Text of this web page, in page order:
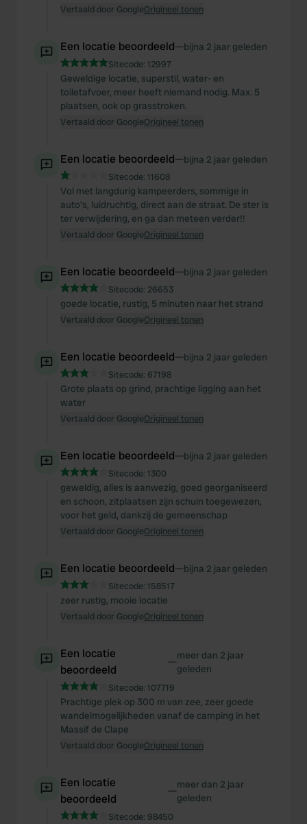
Vertaald door GoogleOrigineel tonen
Een locatie beoordeeld—bijna 2 jaar geleden
Sitecode: 12997
Geweldige locatie, superstil, water- en
toiletafvoer, meer heeft niemand nodig. Max. 5
plaatsen, ook op grasstroken.
Vertaald door GoogleOrigineel tonen
Een locatie beoordeeld—bijna 2 jaar geleden
Sitecode: 11608
Vol met langdurig kampeerders, sommige in
auto's, luidruchtig, direct aan de straat. De ster is
ter verwijdering, en ga dan meteen verder!!
Vertaald door GoogleOrigineel tonen
Een locatie beoordeeld—bijna 2 jaar geleden
Sitecode: 26653
goede locatie, rustig, 5 minuten naar het strand
Vertaald door GoogleOrigineel tonen
Een locatie beoordeeld—bijna 2 jaar geleden
Sitecode: 67198
Grote plaats op grind, prachtige ligging aan het
water
Vertaald door GoogleOrigineel tonen
Een locatie beoordeeld—bijna 2 jaar geleden
Sitecode: 1300
geweldig, alles is aanwezig, goed georganiseerd
en schoon, zitplaatsen zijn schuin toegewezen,
voor het geld, dankzij de gemeenschap
Vertaald door GoogleOrigineel tonen
Een locatie beoordeeld—bijna 2 jaar geleden
Sitecode: 158517
zeer rustig, mooie locatie
Vertaald door GoogleOrigineel tonen
Een locatie
beoordeeld
—meer dan 2 jaar
geleden
Sitecode: 107719
Prachtige plek op 300 m van zee, zeer goede
wandelmogelijkheden vanaf de camping in het
Massif de Clape
Vertaald door GoogleOrigineel tonen
Een locatie
beoordeeld
—meer dan 2 jaar
geleden
Sitecode: 98450